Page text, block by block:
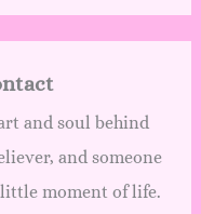
and soul behind
and someone
moment of life.